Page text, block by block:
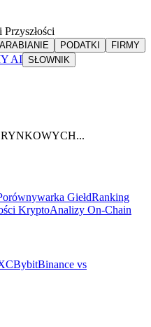
PODATKI
FIRMY
AI SŁOWNIK
GiełdRanking
KryptoAnalizy On-Chain
BybitBinance vs